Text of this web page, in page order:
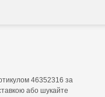
46352316 за
або шукайте